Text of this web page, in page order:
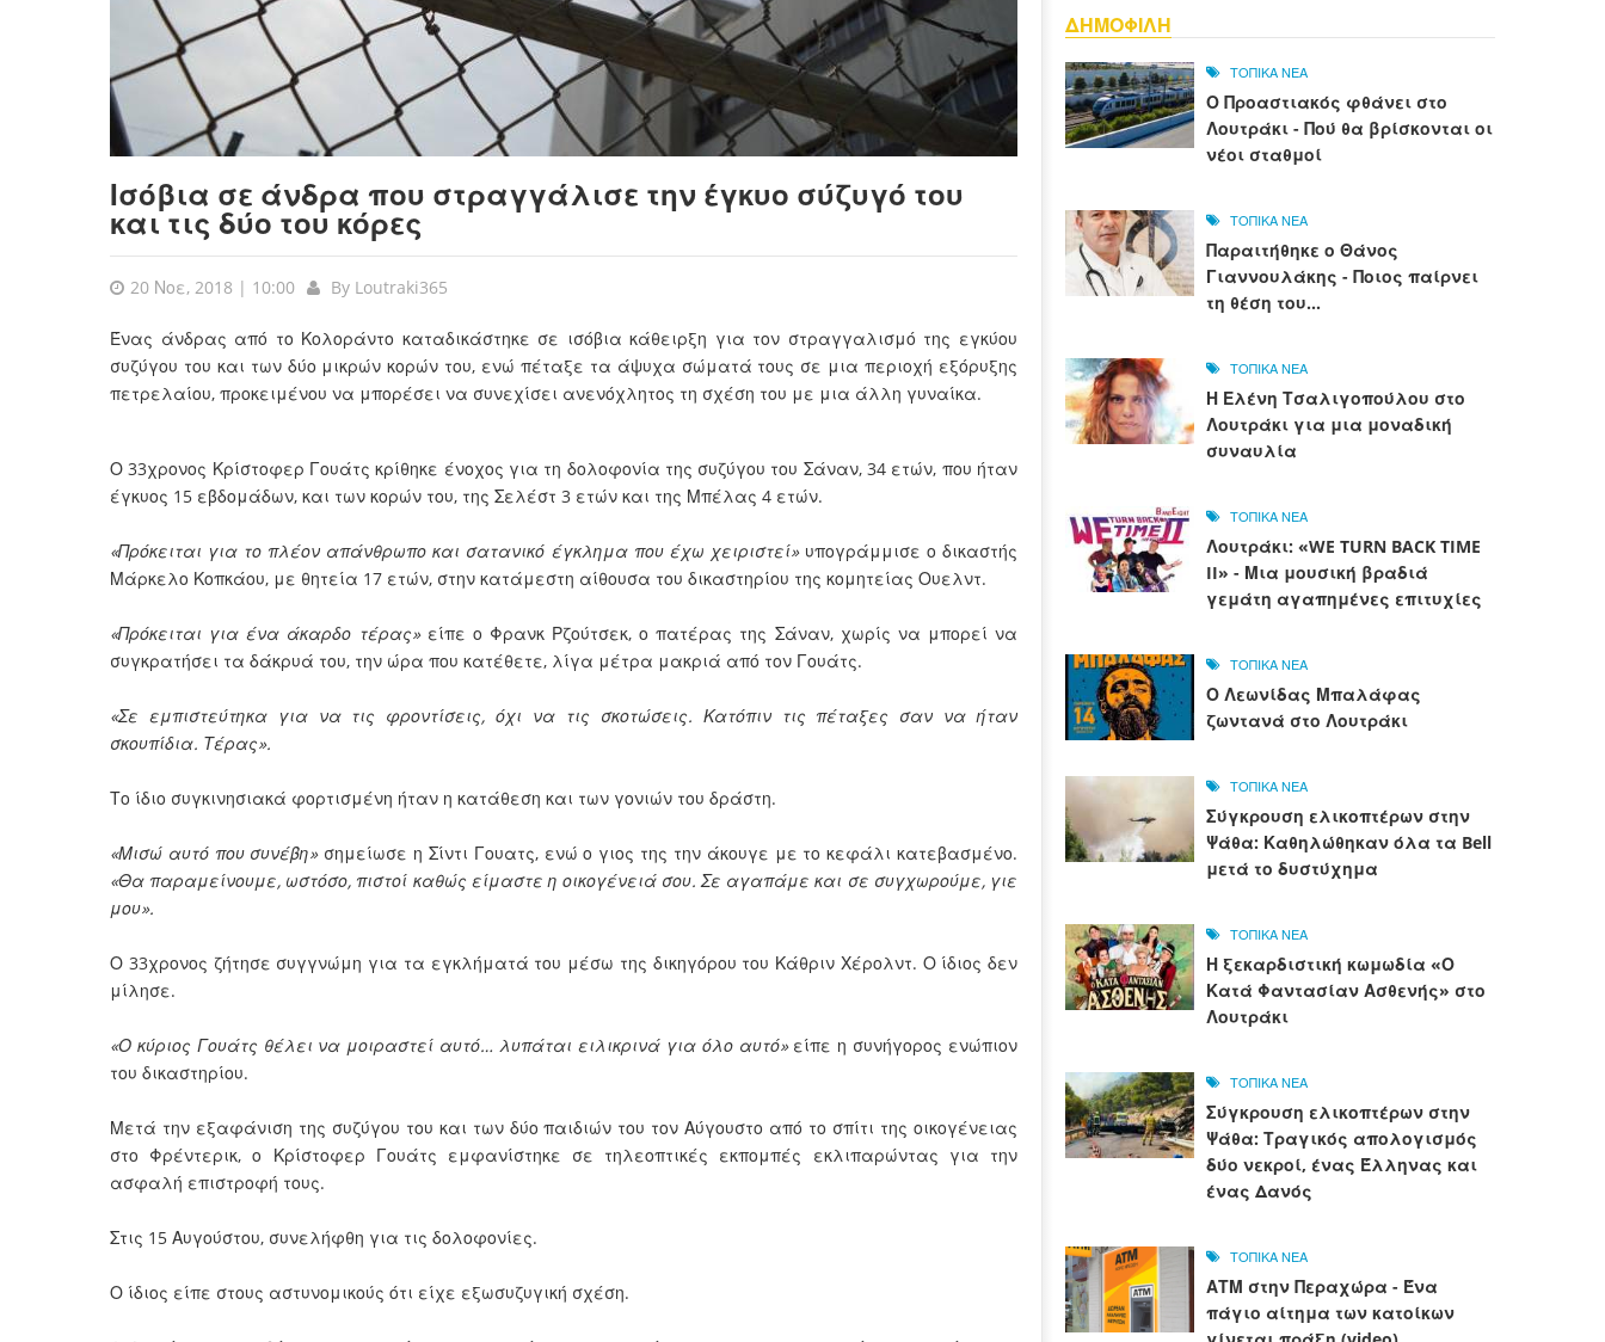
Ισόβια σε άνδρα που στραγγάλισε την έγκυο σύζυγό του
και τις δύο του κόρες
20 Νοε, 2018 | 10:00 By Loutraki365
Ένας άνδρας από το Κολοράντο καταδικάστηκε σε ισόβια κάθειρξη για τον στραγγαλισμό της εγκύου
συζύγου του και των δύο μικρών κορών του, ενώ πέταξε τα άψυχα σώματά τους σε μια περιοχή εξόρυξης
πετρελαίου, προκειμένου να μπορέσει να συνεχίσει ανενόχλητος τη σχέση του με μια άλλη γυναίκα.
Ο 33χρονος Κρίστοφερ Γουάτς κρίθηκε ένοχος για τη δολοφονία της συζύγου του Σάναν, 34 ετών, που ήταν
έγκυος 15 εβδομάδων, και των κορών του, της Σελέστ 3 ετών και της Μπέλας 4 ετών.
«Πρόκειται για το πλέον απάνθρωπο και σατανικό έγκλημα που έχω χειριστεί»υπογράμμισε ο δικαστής
Μάρκελο Κοπκάου, με θητεία 17 ετών, στην κατάμεστη αίθουσα του δικαστηρίου της κομητείας Ουελντ.
«Πρόκειται για ένα άκαρδο τέρας»είπε ο Φρανκ Ρζούτσεκ, ο πατέρας της Σάναν, χωρίς να μπορεί να
συγκρατήσει τα δάκρυά του, την ώρα που κατέθετε, λίγα μέτρα μακριά από τον Γουάτς.
«Σε εμπιστεύτηκα για να τις φροντίσεις, όχι να τις σκοτώσεις. Κατόπιν τις πέταξες σαν να ήταν
σκουπίδια. Τέρας».
Το ίδιο συγκινησιακά φορτισμένη ήταν η κατάθεση και των γονιών του δράστη.
«Μισώ αυτό που συνέβη»σημείωσε η Σίντι Γουατς, ενώ ο γιος της την άκουγε με το κεφάλι κατεβασμένο.
«Θα παραμείνουμε, ωστόσο, πιστοί καθώς είμαστε η οικογένειά σου. Σε αγαπάμε και σε συγχωρούμε, γιε
μου».
Ο 33χρονος ζήτησε συγγνώμη για τα εγκλήματά του μέσω της δικηγόρου του Κάθριν Χέρολντ. Ο ίδιος δεν
μίλησε.
«Ο κύριος Γουάτς θέλει να μοιραστεί αυτό… λυπάται ειλικρινά για όλο αυτό»είπε η συνήγορος ενώπιον
του δικαστηρίου.
Μετά την εξαφάνιση της συζύγου του και των δύο παιδιών του τον Αύγουστο από το σπίτι της οικογένειας
στο Φρέντερικ, ο Κρίστοφερ Γουάτς εμφανίστηκε σε τηλεοπτικές εκπομπές εκλιπαρώντας για την
ασφαλή επιστροφή τους.
Στις 15 Αυγούστου, συνελήφθη για τις δολοφονίες.
Ο ίδιος είπε στους αστυνομικούς ότι είχε εξωσυζυγική σχέση.
ΔΗΜΟΦΙΛΗ
ΤΟΠΙΚΑ ΝΕΑ
Ο Προαστιακός φθάνει στο
Λουτράκι - Πού θα βρίσκονται οι
νέοι σταθμοί
ΤΟΠΙΚΑ ΝΕΑ
Παραιτήθηκε ο Θάνος
Γιαννουλάκης - Ποιος παίρνει
τη θέση του...
ΤΟΠΙΚΑ ΝΕΑ
Η Ελένη Τσαλιγοπούλου στο
Λουτράκι για μια μοναδική
συναυλία
ΤΟΠΙΚΑ ΝΕΑ
Λουτράκι: «WE TURN BACK TIME
II» - Μια μουσική βραδιά
γεμάτη αγαπημένες επιτυχίες
ΤΟΠΙΚΑ ΝΕΑ
Ο Λεωνίδας Μπαλάφας
ζωντανά στο Λουτράκι
ΤΟΠΙΚΑ ΝΕΑ
Σύγκρουση ελικοπτέρων στην
Ψάθα: Καθηλώθηκαν όλα τα Bell
μετά το δυστύχημα
ΤΟΠΙΚΑ ΝΕΑ
Η ξεκαρδιστική κωμωδία «Ο
Κατά Φαντασίαν Ασθενής» στο
Λουτράκι
ΤΟΠΙΚΑ ΝΕΑ
Σύγκρουση ελικοπτέρων στην
Ψάθα: Τραγικός απολογισμός
δύο νεκροί, ένας Έλληνας και
ένας Δανός
ΤΟΠΙΚΑ ΝΕΑ
ΑΤΜ στην Περαχώρα - Ένα
πάγιο αίτημα των κατοίκων